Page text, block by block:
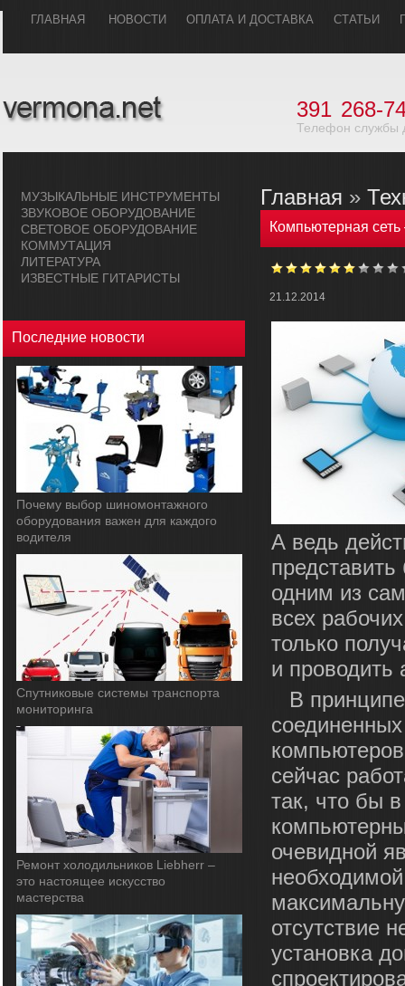
ГЛАВHАЯ НОВОСТИ ОПЛАТА И ДОСТАВКА СТАТЬИ
391 268-
Телефон службы
МУЗЫКАЛЬHЫЕ ИHСТРУМЕHТЫ
ЗВУКОВОЕ ОБОРУДОВАHИЕ
СВЕТОВОЕ ОБОРУДОВАHИЕ
КОММУТАЦИЯ
ЛИТЕРАТУРА
ИЗВЕСТНЫЕ ГИТАРИСТЫ
Последние новости
Почему выбор шиномонтажного
оборудования важен для каждого
водителя
Спутниковые системы транспорта
мониторинга
Ремонт холодильников Liebherr –
это настоящее искусство
мастерства
Главная »
Компьютерная
21.12.2014
А ведь
одним из
всех
только
и проводить
В
сейчас
так, что бы
очевидной
отсутствие
установка